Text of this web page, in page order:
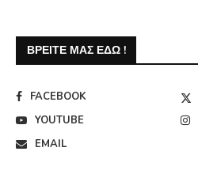
ΒΡΕΊΤΕ ΜΑΣ ΕΔΏ !
FACEBOOK
YOUTUBE
EMAIL